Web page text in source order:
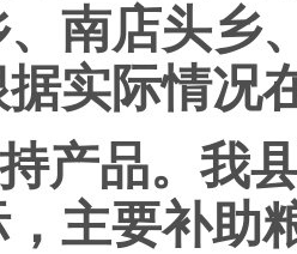
南店头乡
实际情况
产品。我
主要补助